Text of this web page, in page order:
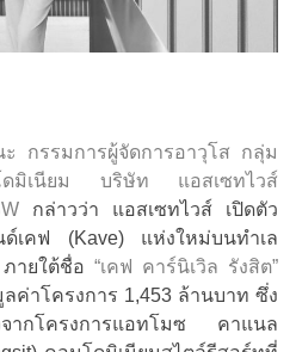
กรรมการผู้จัดการอาวุโส กลุ่ม
โดมิเนียม บริษัท แอสเซทไวส์
กล่าวว่า แอสเซทไวส์ เปิดตัว
ด์เคฟ (Kave) แห่งใหม่บนทำเล
ายใต้ชื่อ “เคฟ คาร์นิเวิล รังสิต”
ลค่าโครงการ 1,453 ล้านบาท ซึ่ง
จากโครงการแอทโมซ คาแนล